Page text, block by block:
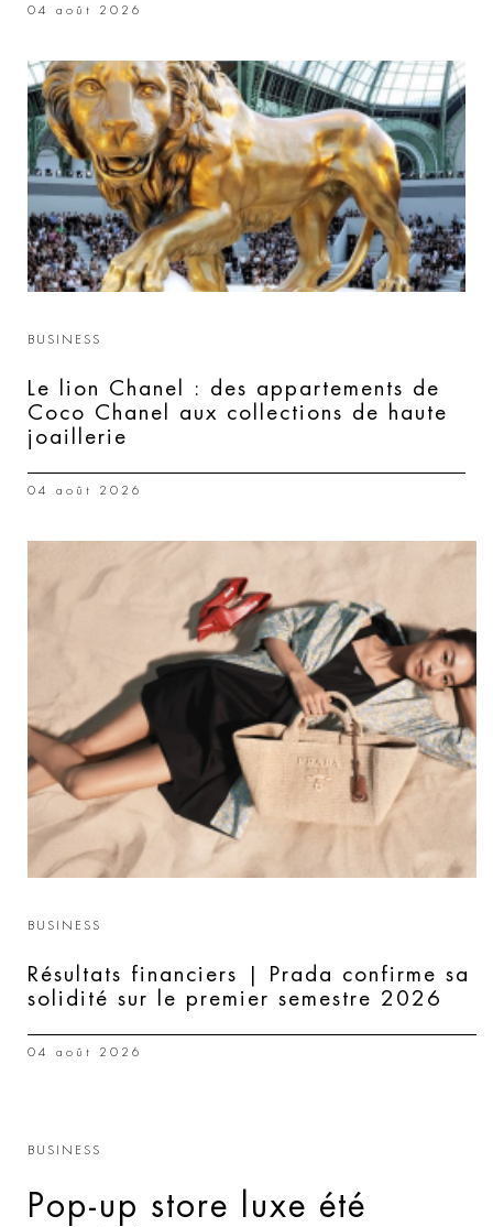
04 août 2026
BUSINESS
Le lion Chanel : des appartements de
Coco Chanel aux collections de haute
joaillerie
04 août 2026
BUSINESS
Résultats financiers | Prada confirme sa
solidité sur le premier semestre 2026
04 août 2026
BUSINESS
Pop-up store luxe été